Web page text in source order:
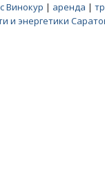
Винокур | аренда |
и энергетики